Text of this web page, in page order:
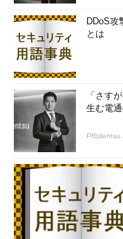
DDoS攻
とは
「さす
生む電
PR(dentsu